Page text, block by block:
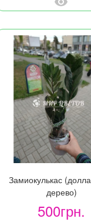
Замиокулькас
дерево)
500грн.